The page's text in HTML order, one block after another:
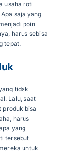
usaha roti
saja yang
poin
harus sebisa
tepat.
tidak
Lalu, saat
produk bisa
harus
yang
tersebut
untuk